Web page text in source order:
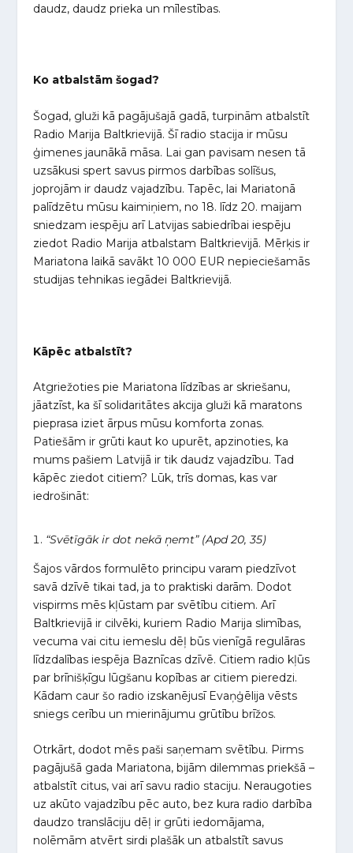
daudz, daudz prieka un mīlestības.
Ko atbalstām šogad?
Šogad, gluži kā pagājušajā gadā, turpinām atbalstīt
Radio Marija Baltkrievijā. Šī radio stacija ir mūsu
ģimenes jaunākā māsa. Lai gan pavisam nesen tā
uzsākusi spert savus pirmos darbības solīšus,
joprojām ir daudz vajadzību. Tapēc, lai Mariatonā
palīdzētu mūsu kaimiņiem, no 18. līdz 20. maijam
sniedzam iespēju arī Latvijas sabiedrībai iespēju
ziedot Radio Marija atbalstam Baltkrievijā. Mērķis ir
Mariatona laikā savākt 10 000 EUR nepieciešamās
studijas tehnikas iegādei Baltkrievijā.
Kāpēc atbalstīt?
Atgriežoties pie Mariatona līdzības ar skriešanu,
jāatzīst, ka šī solidaritātes akcija gluži kā maratons
pieprasa iziet ārpus mūsu komforta zonas.
Patiešām ir grūti kaut ko upurēt, apzinoties, ka
mums pašiem Latvijā ir tik daudz vajadzību. Tad
kāpēc ziedot citiem? Lūk, trīs domas, kas var
iedrošināt:
“Svētīgāk ir dot nekā ņemt” (Apd 20, 35)
Šajos vārdos formulēto principu varam piedzīvot
savā dzīvē tikai tad, ja to praktiski darām. Dodot
vispirms mēs kļūstam par svētību citiem. Arī
Baltkrievijā ir cilvēki, kuriem Radio Marija slimības,
vecuma vai citu iemeslu dēļ būs vienīgā regulāras
līdzdalības iespēja Baznīcas dzīvē. Citiem radio kļūs
par brīnišķīgu lūgšanu kopības ar citiem pieredzi.
Kādam caur šo radio izskanējusī Evaņģēlija vēsts
sniegs cerību un mierinājumu grūtību brīžos.
Otrkārt, dodot mēs paši saņemam svētību. Pirms
pagājušā gada Mariatona, bijām dilemmas priekšā –
atbalstīt citus, vai arī savu radio staciju. Neraugoties
uz akūto vajadzību pēc auto, bez kura radio darbība
daudzo translāciju dēļ ir grūti iedomājama,
nolēmām atvērt sirdi plašāk un atbalstīt savus